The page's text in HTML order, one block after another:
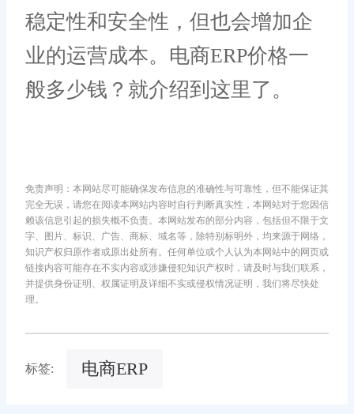
稳定性和安全性，但也会增加企
业的运营成本。电商ERP价格一
般多少钱？就介绍到这里了。
免责声明：本网站尽可能确保发布信息的准确性与可靠性，但不能保证其
完全无误，请您在阅读本网站内容时自行判断真实性，本网站对于您因信
赖该信息引起的损失概不负责。本网站发布的部分内容，包括但不限于文
字、图片、标识、广告、商标、域名等，除特别标明外，均来源于网络，
知识产权归原作者或原出处所有。任何单位或个人认为本网站中的网页或
链接内容可能存在不实内容或涉嫌侵犯知识产权时，请及时与我们联系，
并提供身份证明、权属证明及详细不实或侵权情况证明，我们将尽快处
理。
标签: 电商ERP